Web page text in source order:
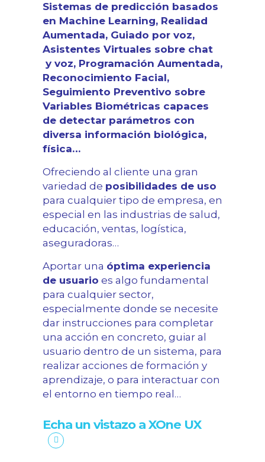
Sistemas de predicción basados
en Machine Learning, Realidad
Aumentada, Guiado por voz,
Asistentes Virtuales sobre chat
y voz, Programación Aumentada,
Reconocimiento Facial,
Seguimiento Preventivo sobre
Variables Biométricas capaces
de detectar parámetros con
diversa información biológica,
física…
Ofreciendo al cliente una gran
variedad de posibilidades de uso
para cualquier tipo de empresa, en
especial en las industrias de salud,
educación, ventas, logística,
aseguradoras…
Aportar una óptima experiencia
de usuario es algo fundamental
para cualquier sector,
especialmente donde se necesite
dar instrucciones para completar
una acción en concreto, guiar al
usuario dentro de un sistema, para
realizar acciones de formación y
aprendizaje, o para interactuar con
el entorno en tiempo real…
Echa un vistazo a XOne UX